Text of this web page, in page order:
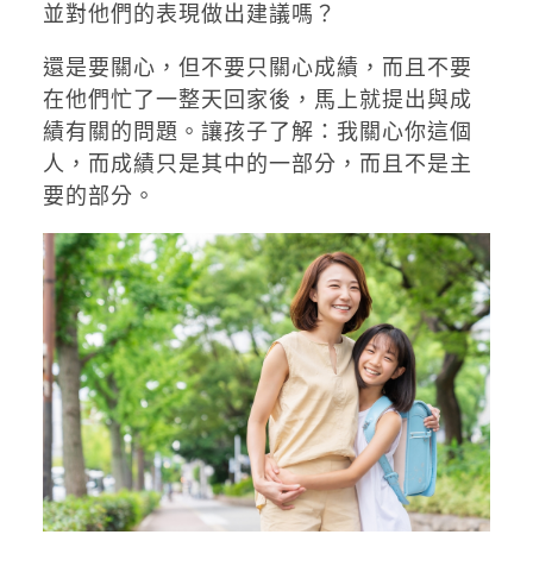
並對他們的表現做出建議嗎？
還是要關心，但不要只關心成績，而且不要
在他們忙了一整天回家後，馬上就提出與成
績有關的問題。讓孩子了解：我關心你這個
人，而成績只是其中的一部分，而且不是主
要的部分。